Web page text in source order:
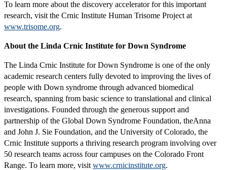
To learn more about the discovery accelerator for this important
research, visit the Crnic Institute Human Trisome Project at
www.trisome.org.
About the Linda Crnic Institute for Down Syndrome
The Linda Crnic Institute for Down Syndrome is one of the only
academic research centers fully devoted to improving the lives of
people with Down syndrome through advanced biomedical
research, spanning from basic science to translational and clinical
investigations. Founded through the generous support and
partnership of the Global Down Syndrome Foundation, theAnna
and John J. Sie Foundation, and the University of Colorado, the
Crnic Institute supports a thriving research program involving over
50 research teams across four campuses on the Colorado Front
Range. To learn more, visit www.crnicinstitute.org.